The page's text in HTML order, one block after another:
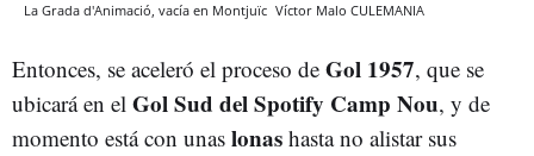
La Grada d'Animació, vacía en Montjuïc Víctor Malo CULEMANIA
Entonces, se aceleró el proceso de Gol 1957, que se
ubicará en el Gol Sud del Spotify Camp Nou, y de
momento está con unas lonas hasta no alistar sus